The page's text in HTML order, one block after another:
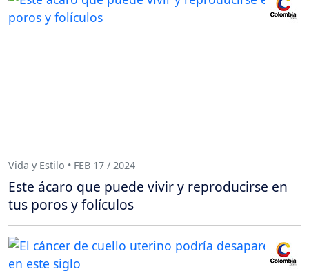
Vida y Estilo • FEB 17 / 2024
Este ácaro que puede vivir y reproducirse en
tus poros y folículos